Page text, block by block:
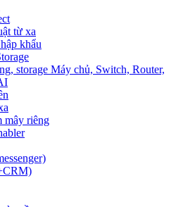
từ xa
khẩu
storage Máy chủ, Switch, Router,
riêng